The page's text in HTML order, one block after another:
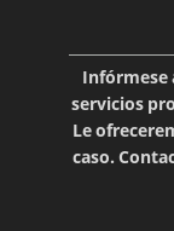
Infórmese
servicios
Le
caso.